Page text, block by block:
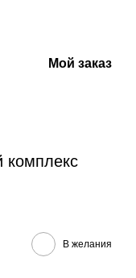
Мой заказ
комплекс
В желания